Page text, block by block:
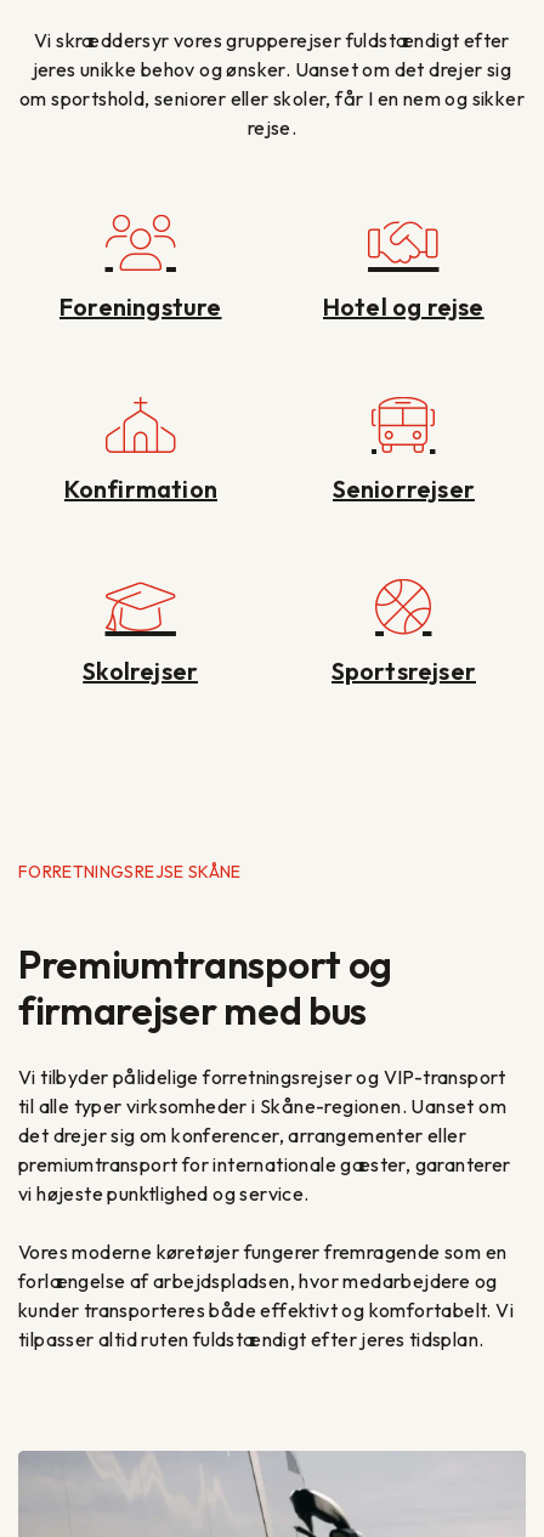
Vi skræddersyr vores grupperejser fuldstændigt efter
jeres unikke behov og ønsker. Uanset om det drejer sig
om sportshold, seniorer eller skoler, får I en nem og sikker
rejse.
Foreningsture Hotel og rejse
Konfirmation Seniorrejser
Skolrejser Sportsrejser
FORRETNINGSREJSE SKÅNE
Premiumtransport og
firmarejser med bus
Vi tilbyder pålidelige forretningsrejser og VIP-transport
til alle typer virksomheder i Skåne-regionen. Uanset om
det drejer sig om konferencer, arrangementer eller
premiumtransport for internationale gæster, garanterer
vi højeste punktlighed og service.
Vores moderne køretøjer fungerer fremragende som en
forlængelse af arbejdspladsen, hvor medarbejdere og
kunder transporteres både effektivt og komfortabelt. Vi
tilpasser altid ruten fuldstændigt efter jeres tidsplan.